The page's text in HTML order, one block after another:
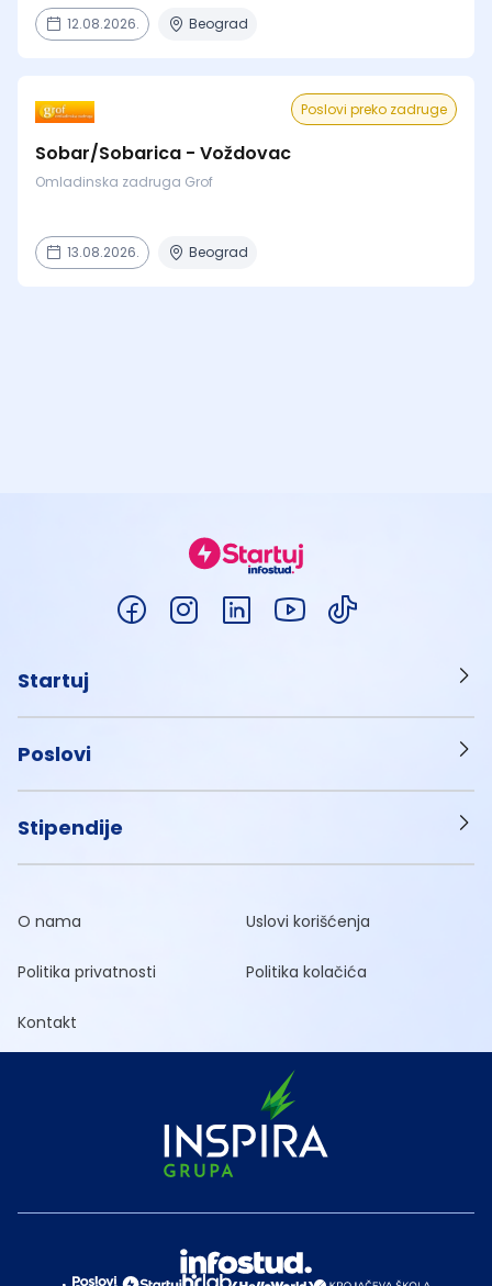
12.08.2026. Beograd
Poslovi preko zadruge
Sobar/Sobarica - Voždovac
Omladinska zadruga Grof
13.08.2026. Beograd
Startuj
Poslovi
Stipendije
O nama Uslovi korišćenja
Politika privatnosti Politika kolačića
Kontakt